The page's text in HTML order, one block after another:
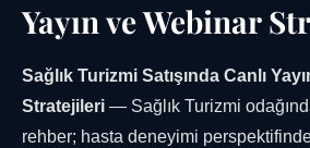
Yayın ve Webinar
Sağlık Turizmi Satışında Canlı
Stratejileri — Sağlık Turizmi
rehber; hasta deneyimi